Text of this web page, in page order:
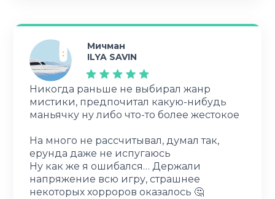
Мичман
ILYA SAVIN
Никогда раньше не выбирал жанр
мистики, предпочитал какую-нибудь
маньячку ну либо что-то более жестокое
На много не рассчитывал, думал так,
ерунда даже не испугаюсь
Ну как же я ошибался… Держали
напряжение всю игру, страшнее
некоторых хорроров оказалось 🤔